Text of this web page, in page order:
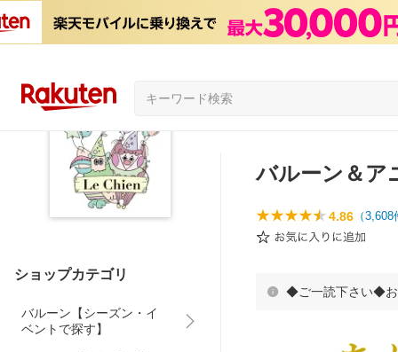
ショップカテゴリ
バルーン【シーズン・イ
ベントで探す】
バルーン＆
4.86 （3,608
◆ご一読下さい◆お